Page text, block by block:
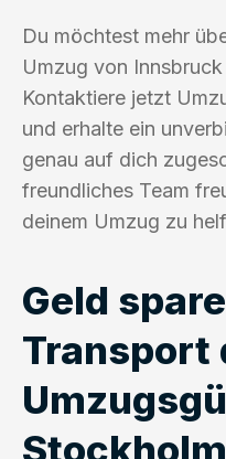
Du möchtest mehr
Umzug von
Kontaktiere jetzt
und erhalte ein
genau auf dich
freundliches Team
deinem Umzug zu
Geld
Transport
Stockholm